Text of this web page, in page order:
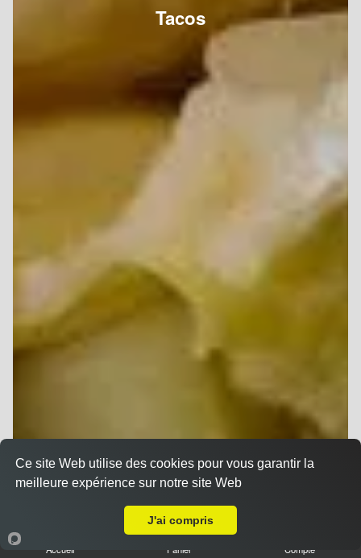
Tacos
Accueil Panier Compte
Ce site Web utilise des cookies pour vous garantir la
meilleure expérience sur notre site Web
J'ai compris